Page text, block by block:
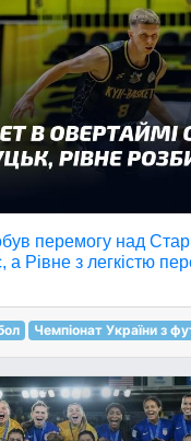
перемогу над
а Рівне з легкістю
Чемпіонат України з